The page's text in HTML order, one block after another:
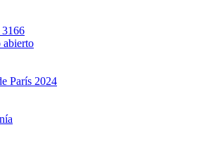
abierto
París 2024